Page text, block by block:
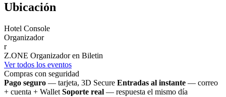
Ubicación
Hotel Console
Organizador
r
Z.ONE Organizador en Biletin
Ver todos los eventos
Compras con seguridad
Pago seguro — tarjeta, 3D Secure Entradas al instante — correo
+ cuenta + Wallet Soporte real — respuesta el mismo día